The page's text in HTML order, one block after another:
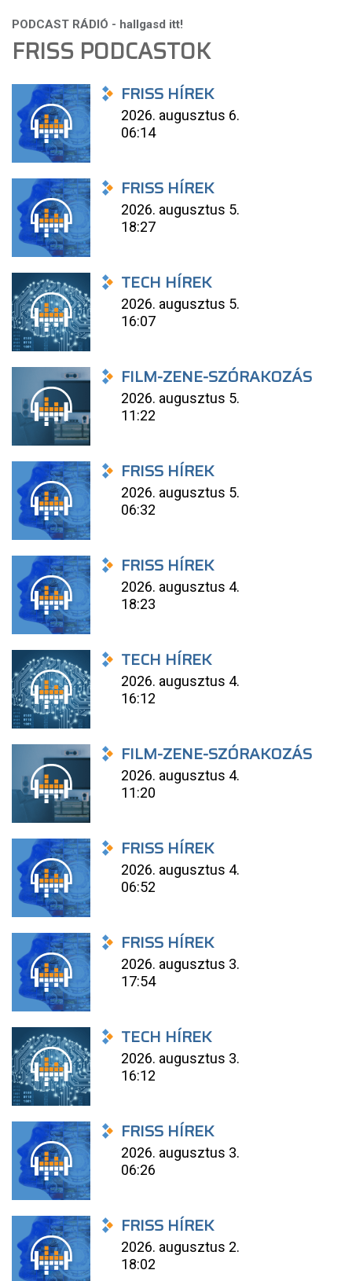
FRISS PODCASTOK
FRISS HÍREK
2026. augusztus 6.
06:14
FRISS HÍREK
2026. augusztus 5.
18:27
TECH HÍREK
2026. augusztus 5.
16:07
FILM-ZENE-SZÓRAKOZÁS
2026. augusztus 5.
11:22
FRISS HÍREK
2026. augusztus 5.
06:32
FRISS HÍREK
2026. augusztus 4.
18:23
TECH HÍREK
2026. augusztus 4.
16:12
FILM-ZENE-SZÓRAKOZÁS
2026. augusztus 4.
11:20
FRISS HÍREK
2026. augusztus 4.
06:52
FRISS HÍREK
2026. augusztus 3.
17:54
TECH HÍREK
2026. augusztus 3.
16:12
FRISS HÍREK
2026. augusztus 3.
06:26
FRISS HÍREK
2026. augusztus 2.
18:02